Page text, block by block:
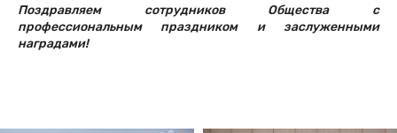
Поздравляем сотрудников Общества с
профессиональным праздником и заслуженными
наградами!